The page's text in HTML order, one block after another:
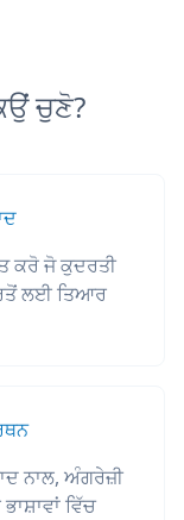
ਚੁਣੋ?
ਕਰੋ ਜੋ ਕੁਦਰਤੀ
ਲਈ ਤਿਆਰ
ਨਾਲ, ਅੰਗਰੇਜ਼ੀ
ਵਿੱਚ